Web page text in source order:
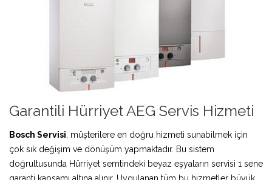
Garantili Hürriyet AEG Servis Hizmeti
Bosch Servisi , müşterilere en doğru hizmeti sunabilmek için
çok sık değişim ve dönüşüm yapmaktadır. Bu sistem
doğrultusunda Hürriyet semtindeki beyaz eşyaların servisi 1 sene
garanti kapsamı altına alınır. Uygulanan tüm bu hizmetler büyük